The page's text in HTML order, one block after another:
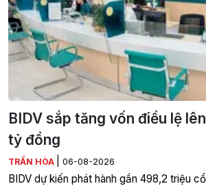
BIDV sắp tăng vốn điều lệ
tỷ đồng
TRẦN HÒA 06-08-2026
BIDV dự kiến phát hành gần 498,2 triệu